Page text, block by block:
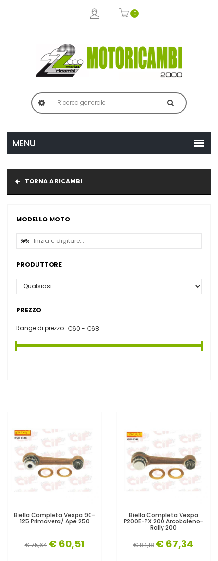
0
TORNA A RICAMBI
MODELLO MOTO
PRODUTTORE
PREZZO
Range di prezzo:
Biella Completa Vespa 90-
125 Primavera/ Ape 250
€ 75,64 € 60,51
Biella Completa Vespa
P200E-PX 200 Arcobaleno-
Rally 200
€ 84,18 € 67,34